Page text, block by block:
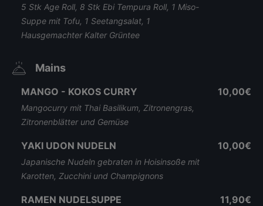
5 Stk Age Roll, 8 Stk Ebi Tempura Roll, 1 Miso-
Suppe mit Tofu, 1 Seetangsalat, 1
Hausgemachter Kalter Grüntee
Mains
MANGO - KOKOS CURRY
Mangocurry mit Thai Basilikum, Zitronengras,
Zitronenblätter und Gemüse
10,00€
YAKI UDON NUDELN
Japanische Nudeln gebraten in Hoisinsoße mit
Karotten, Zucchini und Champignons
10,00€
RAMEN NUDELSUPPE 11,90€